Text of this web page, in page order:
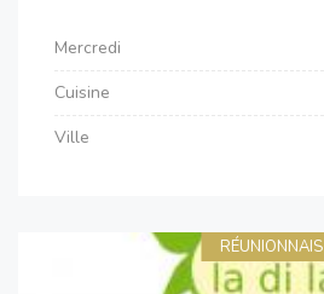
Mercredi
Cuisine
Ville
RÉUNIONNAIS